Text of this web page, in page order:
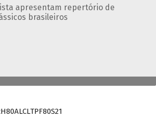
apresentam repertório de
brasileiros